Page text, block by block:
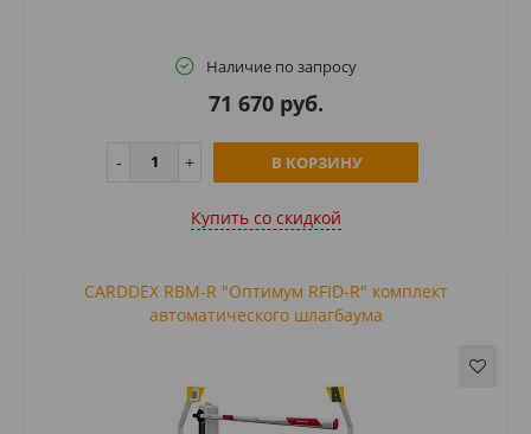
Наличие по запросу
71 670 руб.
В КОРЗИНУ
Купить cо скидкой
CARDDEX RBM-R "Оптимум RFID-R" комплект
автоматического шлагбаума